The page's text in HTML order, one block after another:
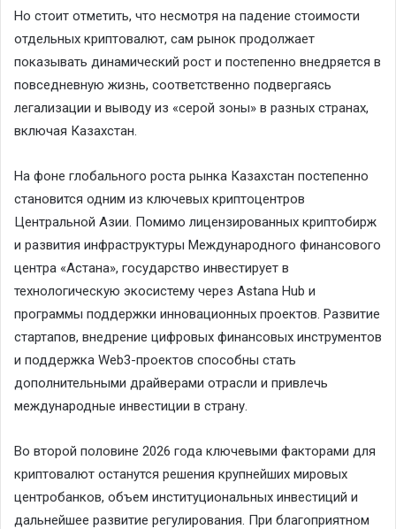
Но стоит отметить, что несмотря на падение стоимости
отдельных криптовалют, сам рынок продолжает
показывать динамический рост и постепенно внедряется в
повседневную жизнь, соответственно подвергаясь
легализации и выводу из «серой зоны» в разных странах,
включая Казахстан.
На фоне глобального роста рынка Казахстан постепенно
становится одним из ключевых криптоцентров
Центральной Азии. Помимо лицензированных криптобирж
и развития инфраструктуры Международного финансового
центра «Астана», государство инвестирует в
технологическую экосистему через Astana Hub и
программы поддержки инновационных проектов. Развитие
стартапов, внедрение цифровых финансовых инструментов
и поддержка Web3-проектов способны стать
дополнительными драйверами отрасли и привлечь
международные инвестиции в страну.
Во второй половине 2026 года ключевыми факторами для
криптовалют останутся решения крупнейших мировых
центробанков, объем институциональных инвестиций и
дальнейшее развитие регулирования. При благоприятном